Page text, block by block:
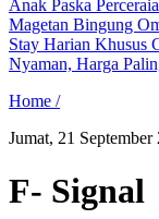
Anak Paska
Magetan Bingung
Stay Harian Khusus
Nyaman, Harga
Home /
Jumat, 21
F- Signal